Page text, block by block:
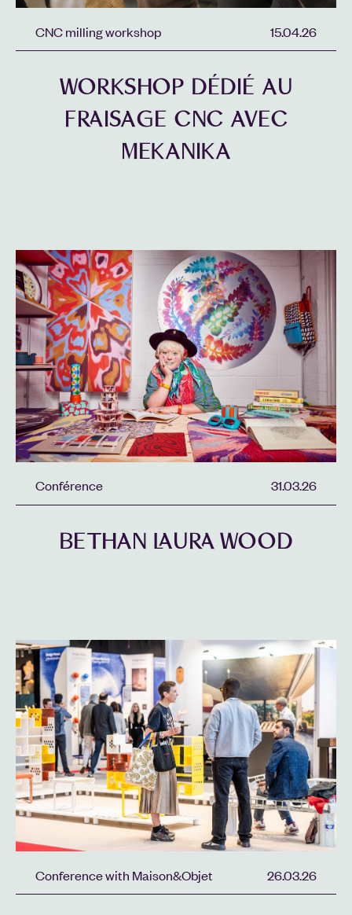
CNC milling workshop 15.04.26
WORKSHOP DÉDIÉ AU
FRAISAGE CNC AVEC
MEKANIKA
Conférence 31.03.26
BETHAN LAURA WOOD
Conference with Maison&Objet 26.03.26